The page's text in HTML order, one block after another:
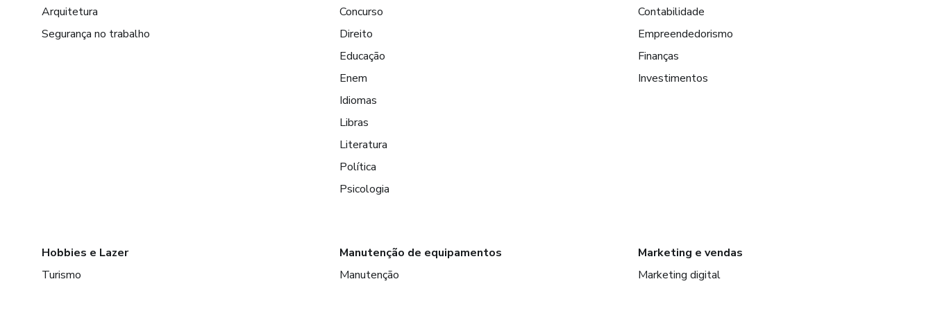
Arquitetura
Segurança no trabalho
Concurso
Direito
Educação
Enem
Idiomas
Libras
Literatura
Política
Psicologia
Contabilidade
Empreendedorismo
Finanças
Investimentos
Hobbies e Lazer
Turismo
Manutenção de equipamentos
Manutenção
Marketing e vendas
Marketing digital